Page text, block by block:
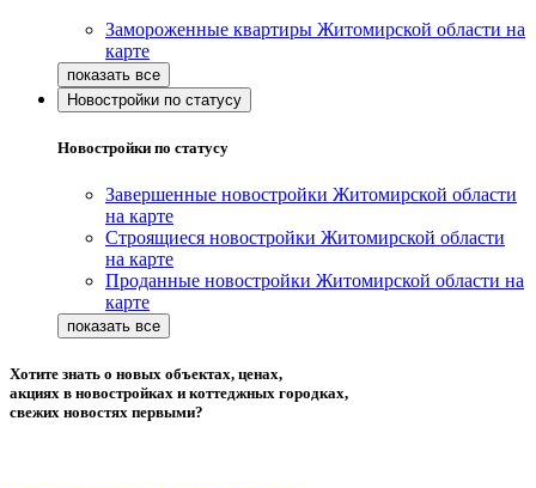
Замороженные квартиры Житомирской области на
карте
Новостройки по статусу
Новостройки по статусу
Завершенные новостройки Житомирской области
на карте
Строящиеся новостройки Житомирской области
на карте
Проданные новостройки Житомирской области на
карте
Хотите знать о новых объектах, ценах,
акциях в новостройках и коттеджных городках,
свежих новостях первыми?